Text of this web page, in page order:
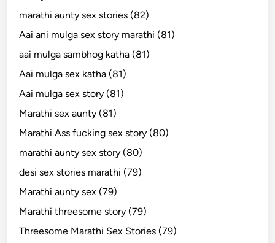
marathi aunty sex stories (82)
Aai ani mulga sex story marathi (81)
aai mulga sambhog katha (81)
Aai mulga sex katha (81)
Aai mulga sex story (81)
Marathi sex aunty (81)
Marathi Ass fucking sex story (80)
marathi aunty sex story (80)
desi sex stories marathi (79)
Marathi aunty sex (79)
Marathi threesome story (79)
Threesome Marathi Sex Stories (79)